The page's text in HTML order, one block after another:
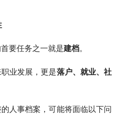
要任务之一就是建档。
业发展，更是落户、就业、社
人事档案，可能将面临以下问